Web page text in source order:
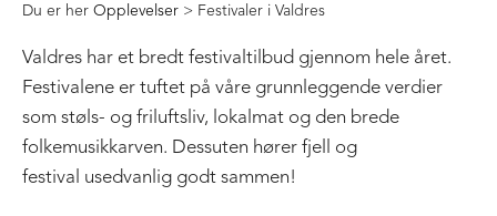
Du er her Opplevelser > Festivaler i Valdres
Valdres har et bredt festivaltilbud gjennom hele året.
Festivalene er tuftet på våre grunnleggende verdier
som støls- og friluftsliv, lokalmat og den brede
folkemusikkarven. Dessuten hører fjell og
festival usedvanlig godt sammen!